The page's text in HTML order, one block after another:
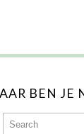
BEN JE